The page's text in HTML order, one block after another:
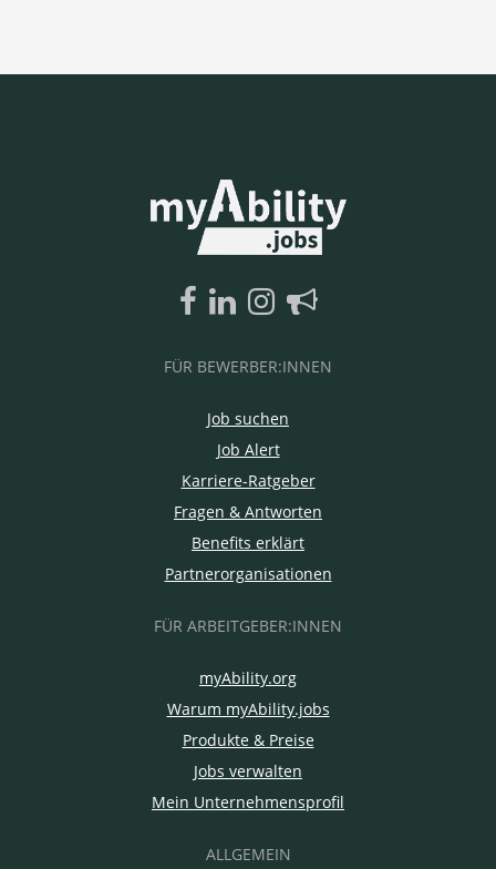
FÜR BEWERBER:INNEN
Job suchen
Job Alert
Karriere-Ratgeber
Fragen & Antworten
Benefits erklärt
Partnerorganisationen
FÜR ARBEITGEBER:INNEN
myAbility.org
Warum myAbility.jobs
Produkte & Preise
Jobs verwalten
Mein Unternehmensprofil
ALLGEMEIN